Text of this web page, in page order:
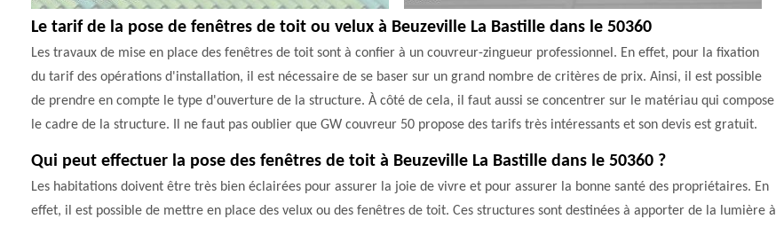
Le tarif de la pose de fenêtres de toit ou velux à Beuzeville La Bastille dans le 50360
Les travaux de mise en place des fenêtres de toit sont à confier à un couvreur-zingueur professionnel. En effet, pour la fixation
du tarif des opérations d'installation, il est nécessaire de se baser sur un grand nombre de critères de prix. Ainsi, il est possible
de prendre en compte le type d'ouverture de la structure. À côté de cela, il faut aussi se concentrer sur le matériau qui compose
le cadre de la structure. Il ne faut pas oublier que GW couvreur 50 propose des tarifs très intéressants et son devis est gratuit.
Qui peut effectuer la pose des fenêtres de toit à Beuzeville La Bastille dans le 50360 ?
Les habitations doivent être très bien éclairées pour assurer la joie de vivre et pour assurer la bonne santé des propriétaires. En
effet, il est possible de mettre en place des velux ou des fenêtres de toit. Ces structures sont destinées à apporter de la lumière à